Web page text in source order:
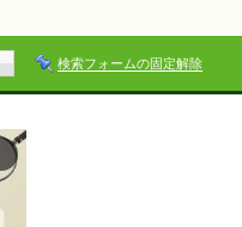
検索フォームの固定解除